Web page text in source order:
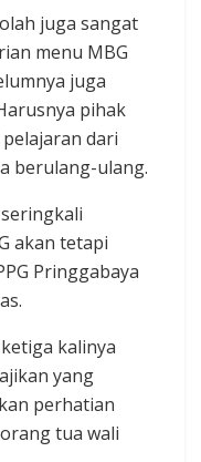
juga sangat
menu MBG
juga
pihak
dari
berulang-ulang.
akan tetapi
Pringgabaya
kalinya
yang
perhatian
tua wali